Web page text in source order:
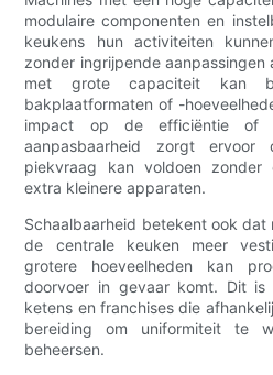
modulaire componenten en
keukens hun activiteiten
zonder ingrijpende aanpassingen
met grote capaciteit kan
bakplaatformaten of -
impact op de efficiëntie of
aanpasbaarheid zorgt
piekvraag kan voldoen zonder
extra kleinere apparaten.
Schaalbaarheid betekent ook
de centrale keuken meer
grotere hoeveelheden kan
doorvoer in gevaar komt. Dit is
ketens en franchises die
bereiding om uniformiteit te
beheersen.